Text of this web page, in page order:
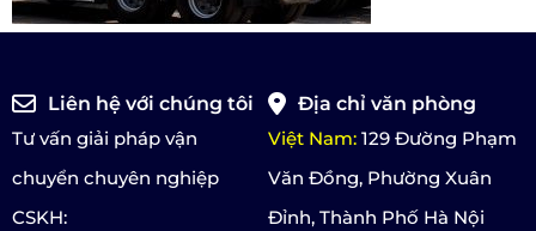
Liên hệ với chúng tôi
Tư vấn giải pháp vận
chuyển chuyên nghiệp
CSKH:
Địa chỉ văn phòng
Việt Nam: 129 Đường Phạm
Văn Đồng, Phường Xuân
Đỉnh, Thành Phố Hà Nội